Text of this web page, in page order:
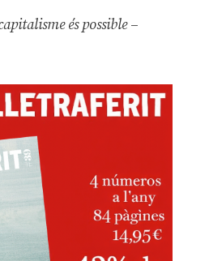
és possible –